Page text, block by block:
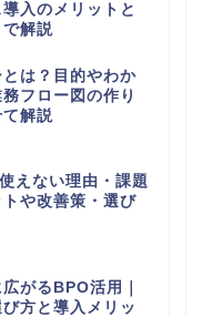
入のメリットと
解説
は？目的やわか
フロー図の作り
解説
えない理由・課題
や改善策・選び
がるBPO活用｜
方と導入メリッ